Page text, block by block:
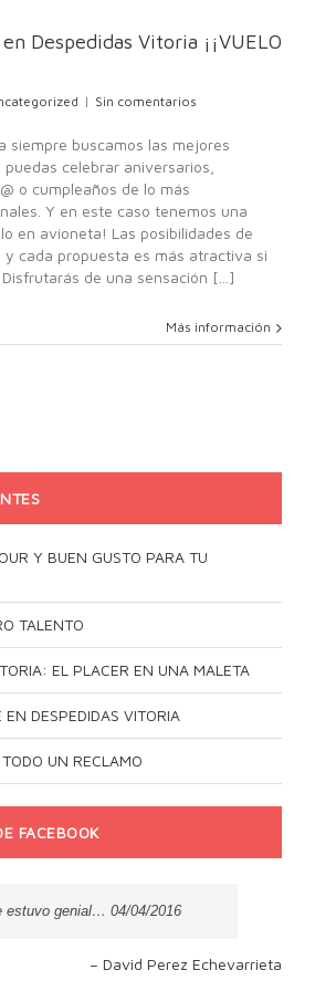
Despedidas Vitoria ¡¡VUELO
| Sin comentarios
siempre buscamos las mejores
celebrar aniversarios,
o cumpleaños de lo más
Y en este caso tenemos una
en avioneta! Las posibilidades de
y cada propuesta es más atractiva si
de una sensación [...]
Más información
Y BUEN GUSTO PARA TU
TALENTO
EL PLACER EN UNA MALETA
EN DESPEDIDAS VITORIA
UN RECLAMO
FACEBOOK
estuvo genial… 04/04/2016
David Perez Echevarrieta